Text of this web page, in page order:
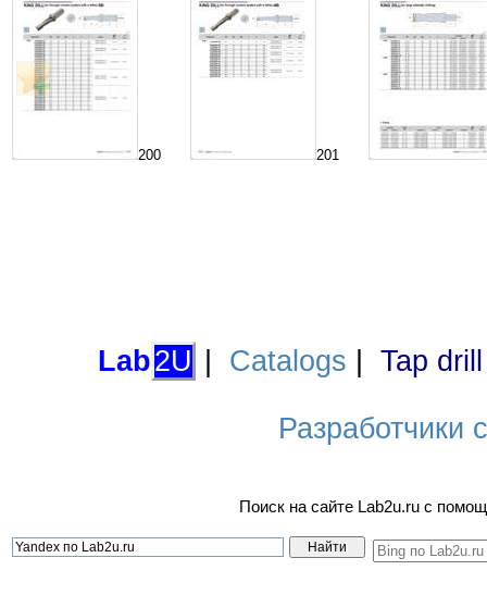
200 201
Lab2U Catalogs Tap
Разработчики
Поиск на сайте Lab2u.ru с